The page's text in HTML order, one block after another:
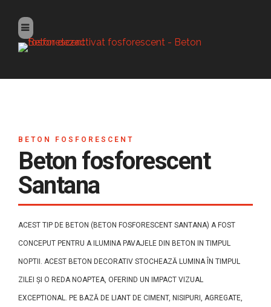
BETON FOSFORESCENT
Beton fosforescent
Santana
ACEST TIP DE BETON (BETON FOSFORESCENT SANTANA) A FOST
CONCEPUT PENTRU A ILUMINA PAVAJELE DIN BETON IN TIMPUL
NOPTII. ACEST BETON DECORATIV STOCHEAZĂ LUMINA ÎN TIMPUL
ZILEI ȘI O REDA NOAPTEA, OFERIND UN IMPACT VIZUAL
EXCEPTIONAL. PE BAZĂ DE LIANT DE CIMENT, NISIPURI, AGREGATE,